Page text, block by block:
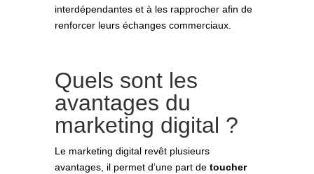
interdépendantes et à les rapprocher afin de
renforcer leurs échanges commerciaux.
Quels sont les
avantages du
marketing digital ?
Le marketing digital revêt plusieurs
avantages, il permet d’une part detoucher